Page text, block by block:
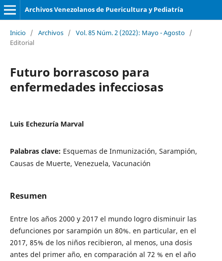
Archivos Venezolanos de Puericultura y Pediatría
Inicio / Archivos / Vol. 85 Núm. 2 (2022): Mayo - Agosto /
Editorial
Futuro borrascoso para
enfermedades infecciosas
Luis Echezuría Marval
Palabras clave: Esquemas de Inmunización, Sarampión,
Causas de Muerte, Venezuela, Vacunación
Resumen
Entre los años 2000 y 2017 el mundo logro disminuir las
defunciones por sarampión un 80%. en particular, en el
2017, 85% de los niños recibieron, al menos, una dosis
antes del primer año, en comparación al 72 % en el año